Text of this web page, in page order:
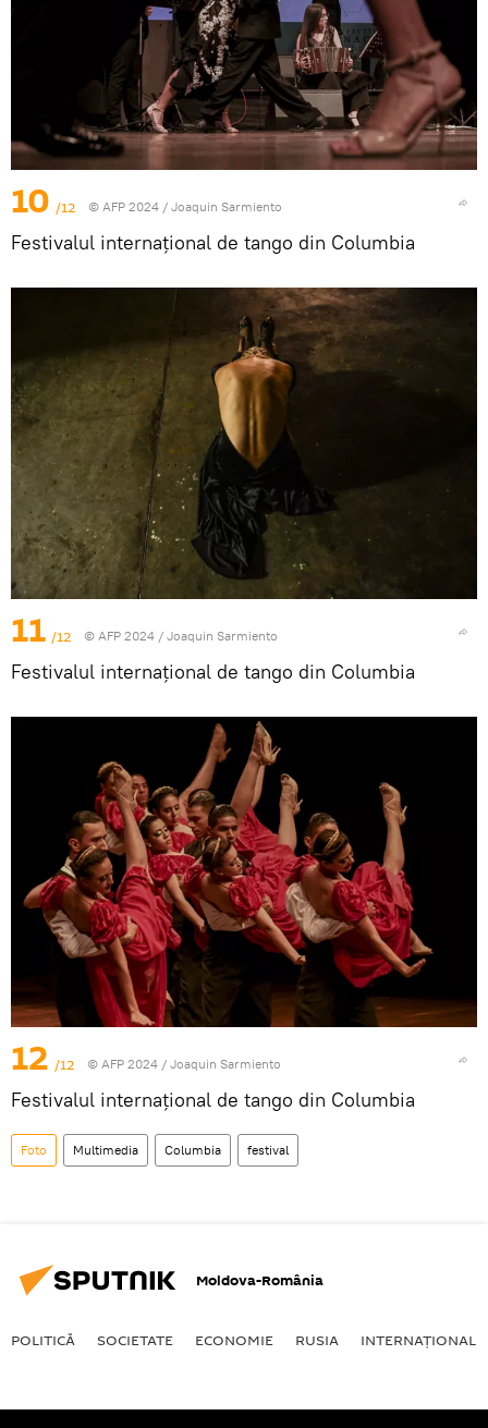
10 /12 © AFP 2024 / Joaquin Sarmiento
Festivalul internațional de tango din Columbia
11 /12 © AFP 2024 / Joaquin Sarmiento
Festivalul internațional de tango din Columbia
12 /12 © AFP 2024 / Joaquin Sarmiento
Festivalul internațional de tango din Columbia
Foto Multimedia Columbia festival
Moldova-România
POLITICĂ SOCIETATE ECONOMIE RUSIA INTERNAŢIONAL